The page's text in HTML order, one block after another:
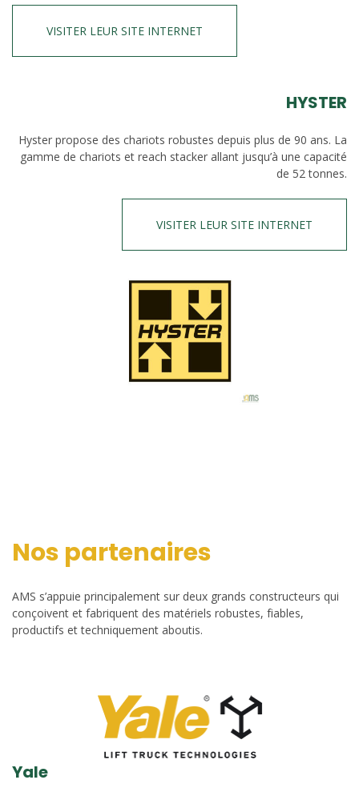
VISITER LEUR SITE INTERNET
HYSTER
Hyster propose des chariots robustes depuis plus de 90 ans. La
gamme de chariots et reach stacker allant jusqu’à une capacité
de 52 tonnes.
VISITER LEUR SITE INTERNET
Nos partenaires
AMS s’appuie principalement sur deux grands constructeurs qui
conçoivent et fabriquent des matériels robustes, fiables,
productifs et techniquement aboutis.
Yale